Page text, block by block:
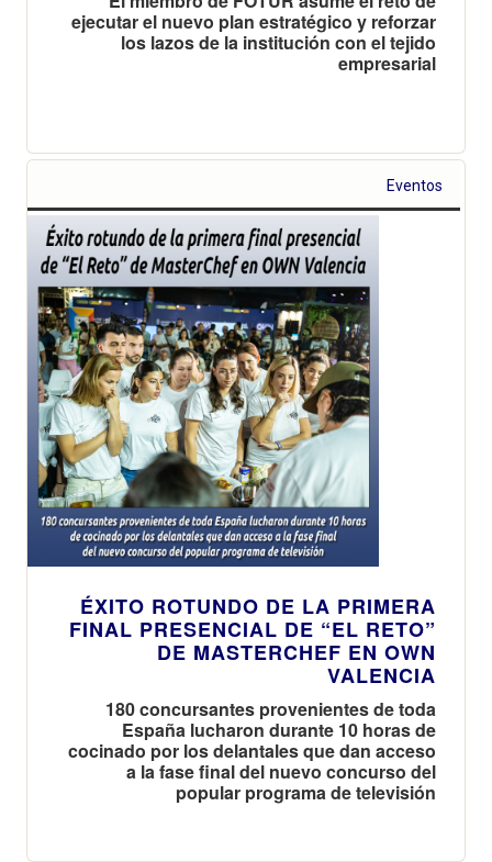
ejecutar el nuevo plan estratégico y reforzar
los lazos de la institución con el tejido
empresarial
Eventos
ÉXITO ROTUNDO DE LA PRIMERA
FINAL PRESENCIAL DE “EL RETO”
DE MASTERCHEF EN OWN
VALENCIA
180 concursantes provenientes de toda
España lucharon durante 10 horas de
cocinado por los delantales que dan acceso
a la fase final del nuevo concurso del
popular programa de televisión